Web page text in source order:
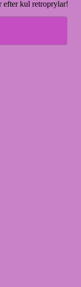
efter kul retroprylar!